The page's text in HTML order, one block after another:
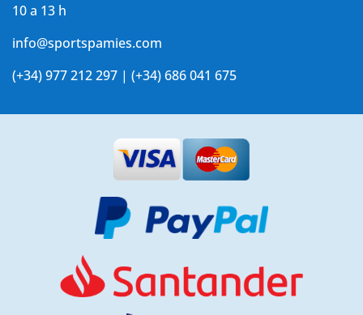
10 a 13 h
info@sportspamies.com
(+34) 977 212 297 | (+34) 686 041 675